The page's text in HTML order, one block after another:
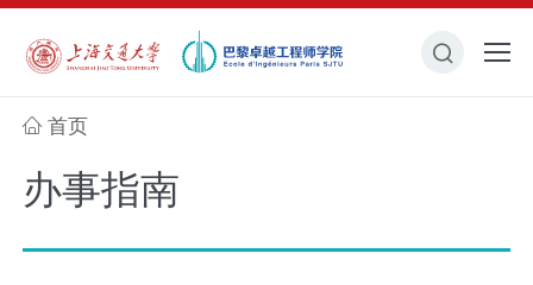
首页
办事指南